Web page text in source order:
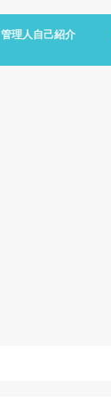
管理人自己紹介